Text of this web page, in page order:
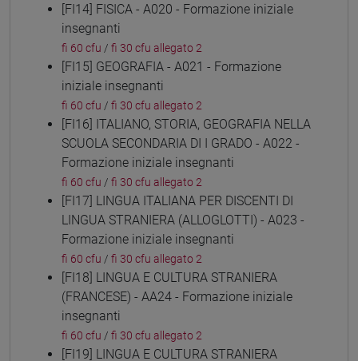
[FI14] FISICA - A020 - Formazione iniziale
insegnanti
fi 60 cfu / fi 30 cfu allegato 2
[FI15] GEOGRAFIA - A021 - Formazione
iniziale insegnanti
fi 60 cfu / fi 30 cfu allegato 2
[FI16] ITALIANO, STORIA, GEOGRAFIA NELLA
SCUOLA SECONDARIA DI I GRADO - A022 -
Formazione iniziale insegnanti
fi 60 cfu / fi 30 cfu allegato 2
[FI17] LINGUA ITALIANA PER DISCENTI DI
LINGUA STRANIERA (ALLOGLOTTI) - A023 -
Formazione iniziale insegnanti
fi 60 cfu / fi 30 cfu allegato 2
[FI18] LINGUA E CULTURA STRANIERA
(FRANCESE) - AA24 - Formazione iniziale
insegnanti
fi 60 cfu / fi 30 cfu allegato 2
[FI19] LINGUA E CULTURA STRANIERA